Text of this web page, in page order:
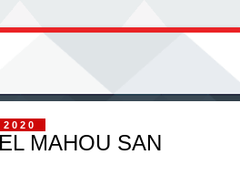
MAHOU SAN